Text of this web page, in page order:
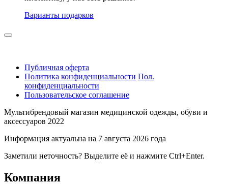
Варианты подарков
Публичная оферта
Политика конфиденциальности Пол.
конфиденциальности
Пользовательское соглашение
Мультибрендовый магазин медицинской одежды, обуви и
аксессуаров 2022
Информация актуальна на 7 августа 2026 года
Заметили неточность? Выделите её и нажмите Ctrl+Enter.
Компания